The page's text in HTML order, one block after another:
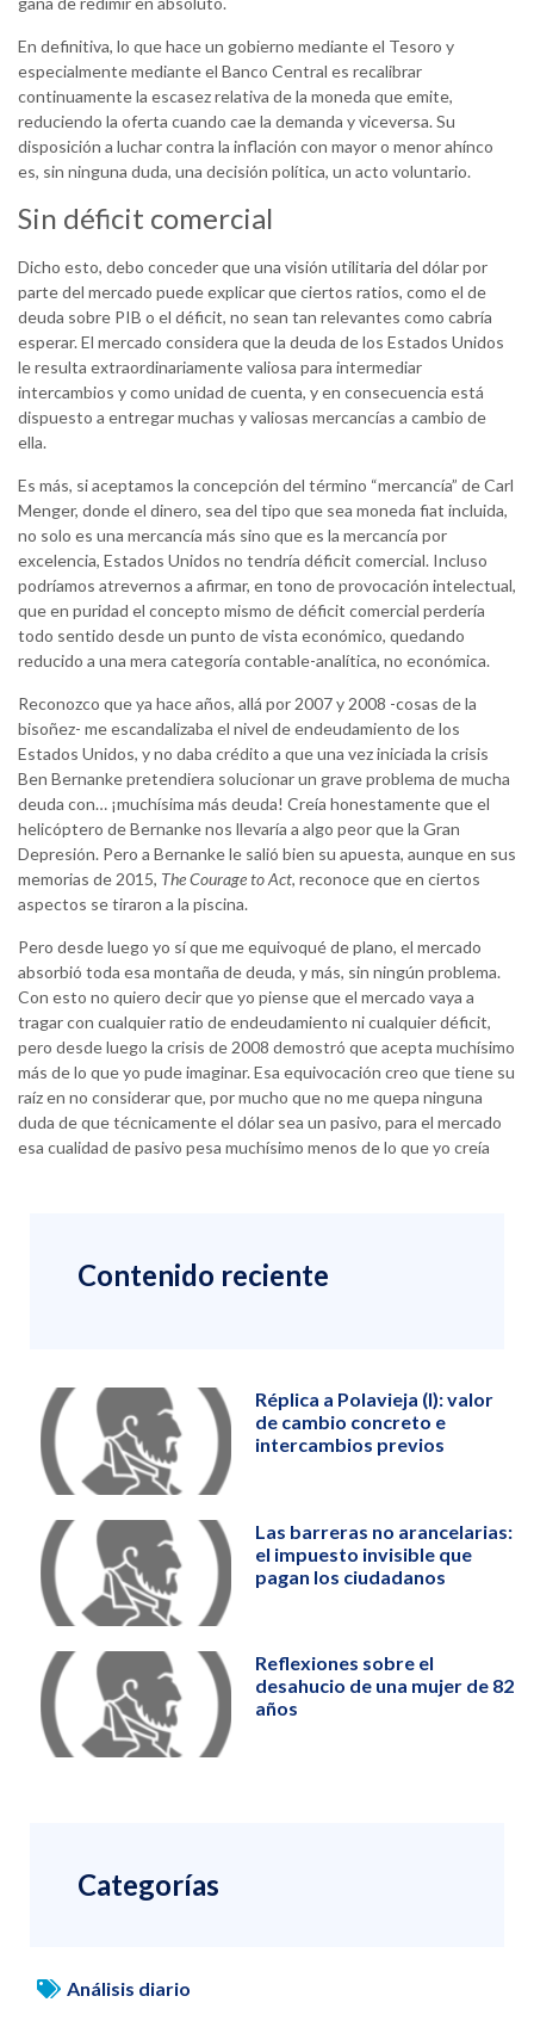
En definitiva, lo que hace un gobierno mediante el Tesoro y
especialmente mediante el Banco Central es recalibrar
continuamente la escasez relativa de la moneda que emite,
reduciendo la oferta cuando cae la demanda y viceversa. Su
disposición a luchar contra la inflación con mayor o menor ahínco
es, sin ninguna duda, una decisión política, un acto voluntario.
Sin déficit comercial
Dicho esto, debo conceder que una visión utilitaria del dólar por
parte del mercado puede explicar que ciertos ratios, como el de
deuda sobre PIB o el déficit, no sean tan relevantes como cabría
esperar. El mercado considera que la deuda de los Estados Unidos
le resulta extraordinariamente valiosa para intermediar
intercambios y como unidad de cuenta, y en consecuencia está
dispuesto a entregar muchas y valiosas mercancías a cambio de
ella.
Es más, si aceptamos la concepción del término “mercancía” de Carl
Menger, donde el dinero, sea del tipo que sea moneda fiat incluida,
no solo es una mercancía más sino que es la mercancía por
excelencia, Estados Unidos no tendría déficit comercial. Incluso
podríamos atrevernos a afirmar, en tono de provocación intelectual,
que en puridad el concepto mismo de déficit comercial perdería
todo sentido desde un punto de vista económico, quedando
reducido a una mera categoría contable-analítica, no económica.
Reconozco que ya hace años, allá por 2007 y 2008 -cosas de la
bisoñez- me escandalizaba el nivel de endeudamiento de los
Estados Unidos, y no daba crédito a que una vez iniciada la crisis
Ben Bernanke pretendiera solucionar un grave problema de mucha
deuda con… ¡muchísima más deuda! Creía honestamente que el
helicóptero de Bernanke nos llevaría a algo peor que la Gran
Depresión. Pero a Bernanke le salió bien su apuesta, aunque en sus
memorias de 2015, The Courage to Act, reconoce que en ciertos
aspectos se tiraron a la piscina.
Pero desde luego yo sí que me equivoqué de plano, el mercado
absorbió toda esa montaña de deuda, y más, sin ningún problema.
Con esto no quiero decir que yo piense que el mercado vaya a
tragar con cualquier ratio de endeudamiento ni cualquier déficit,
pero desde luego la crisis de 2008 demostró que acepta muchísimo
más de lo que yo pude imaginar. Esa equivocación creo que tiene su
raíz en no considerar que, por mucho que no me quepa ninguna
duda de que técnicamente el dólar sea un pasivo, para el mercado
esa cualidad de pasivo pesa muchísimo menos de lo que yo creía
Contenido reciente
Réplica a Polavieja (I): valor
de cambio concreto e
intercambios previos
Las barreras no arancelarias:
el impuesto invisible que
pagan los ciudadanos
Reflexiones sobre el
desahucio de una mujer de 82
años
Categorías
Análisis diario